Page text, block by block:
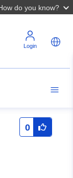
do you know?
Login
0